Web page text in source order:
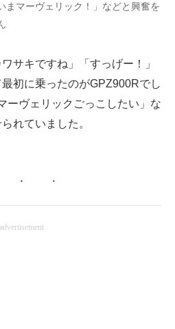
まマーヴェリック！」などと興奮を
サキですね」「すっげー！」
最初に乗ったのがGPZ900Rでし
ーヴェリックごっこしたい」な
れていました。
advertisement